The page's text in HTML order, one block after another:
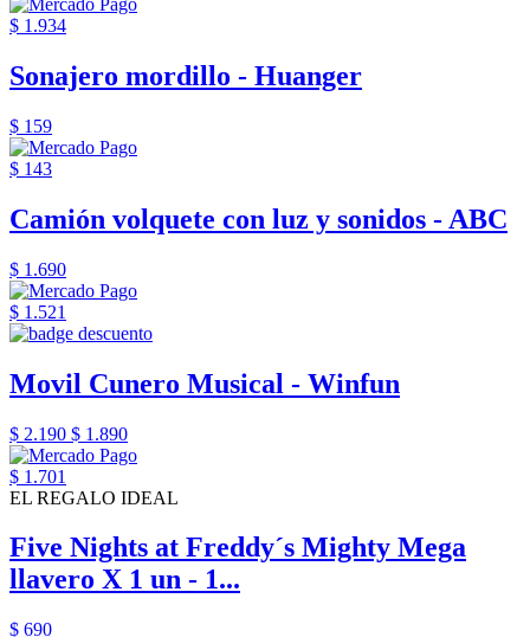
$ 1.934
Sonajero mordillo - Huanger
$ 159
$ 143
Camión volquete con luz y sonidos - ABC
$ 1.690
$ 1.521
Movil Cunero Musical - Winfun
$ 2.190 $ 1.890
$ 1.701
EL REGALO IDEAL
Five Nights at Freddy´s Mighty Mega
llavero X 1 un - 1...
$ 690